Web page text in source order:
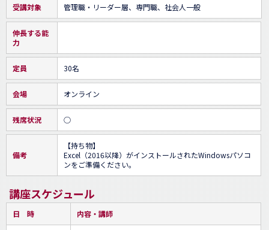
受講対象 管理職・リーダー層、専門職、社会人一般
伸長する能
力
定員 30名
会場 オンライン
残席状況 ○
備考
【持ち物】
Excel（2016以降）がインストールされたWindowsパソコ
ンをご準備ください。
講座スケジュール
日 時 内容・講師